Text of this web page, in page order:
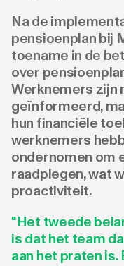
Na de
pensioenplan bij
toename in de
over
Werknemers zijn
geïnformeerd,
hun financiële
werknemers
ondernomen om
raadplegen, wat
proactiviteit.
"Het tweede
is dat het team
aan het praten is.